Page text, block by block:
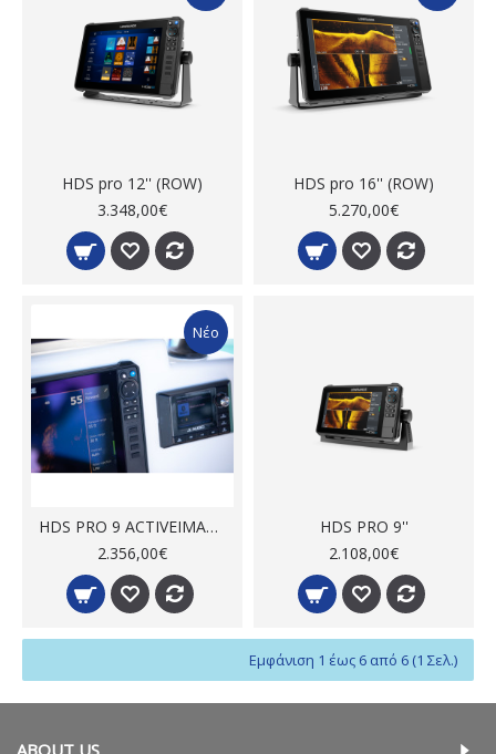
HDS pro 12'' (ROW)
3.348,00€
HDS pro 16'' (ROW)
5.270,00€
Νέο
HDS PRO 9 ACTIVEIMAGING HD 3-IN-1 (ROW)
2.356,00€
HDS PRO 9''
2.108,00€
Εμφάνιση 1 έως 6 από 6 (1 Σελ.)
ABOUT US